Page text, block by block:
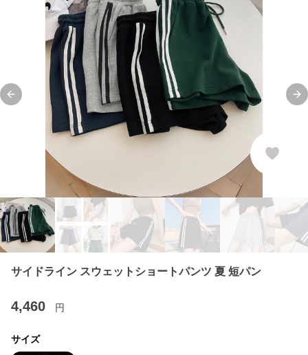
Previous slide
サイドライン スウェットショートパンツ 夏 短パン
4,460 円
サイズ